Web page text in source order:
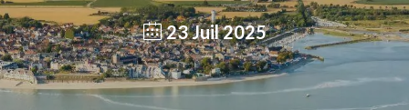
23 Juil 2025